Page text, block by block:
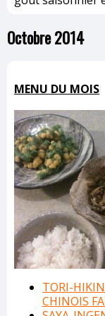
Octobre 2014
MENU DU MOIS
TORI-
CHINOIS